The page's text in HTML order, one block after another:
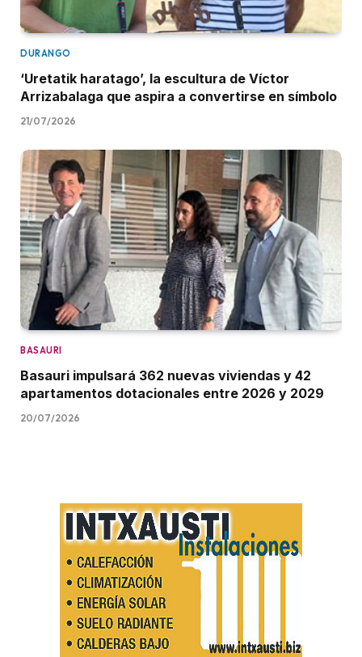
DURANGO
‘Uretatik haratago’, la escultura de Víctor
Arrizabalaga que aspira a convertirse en símbolo
21/07/2026
BASAURI
Basauri impulsará 362 nuevas viviendas y 42
apartamentos dotacionales entre 2026 y 2029
20/07/2026